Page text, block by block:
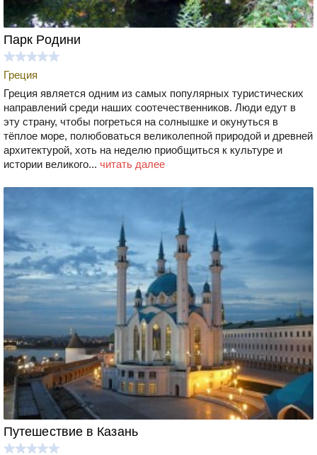
Парк Родини
Греция
Греция является одним из самых популярных туристических
направлений среди наших соотечественников. Люди едут в
эту страну, чтобы погреться на солнышке и окунуться в
тёплое море, полюбоваться великолепной природой и древней
архитектурой, хоть на неделю приобщиться к культуре и
истории великого... читать далее
Путешествие в Казань